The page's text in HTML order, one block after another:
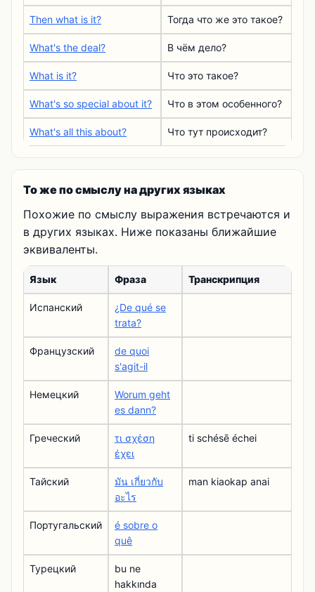
Then what is it? Тогда что же это такое?
What's the deal? В чём дело?
What is it? Что это такое?
What's so special about it? Что в этом особенного?
What's all this about? Что тут происходит?
То же по смыслу на других языках
Похожие по смыслу выражения встречаются и
в других языках. Ниже показаны ближайшие
эквиваленты.
Язык Фраза Транскрипция
Испанский
¿De qué se
trata?
Французский
de quoi
s'agit-il
Немецкий
Worum geht
es dann?
Греческий
τι σχέση
έχει
ti schésē échei
Тайский
มัน เกี่ยวกับ
อะไร
man kiaokap anai
Португальский
é sobre o
quê
Турецкий
bu ne
hakkında